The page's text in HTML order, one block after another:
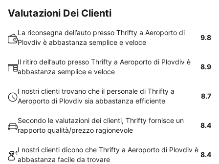
Valutazioni Dei Clienti
La riconsegna dell’auto presso Thrifty a Aeroporto di
Plovdiv è abbastanza semplice e veloce
9.8
Il ritiro dell’auto presso Thrifty a Aeroporto di Plovdiv è
abbastanza semplice e veloce
8.9
I nostri clienti trovano che il personale di Thrifty a
Aeroporto di Plovdiv sia abbastanza efficiente
8.7
Secondo le valutazioni dei clienti, Thrifty fornisce un
rapporto qualità/prezzo ragionevole
8.4
I nostri clienti dicono che Thrifty a Aeroporto di Plovdiv è
abbastanza facile da trovare
8.4